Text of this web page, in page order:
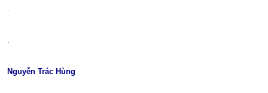
.
.
Nguyễn Trác Hùng